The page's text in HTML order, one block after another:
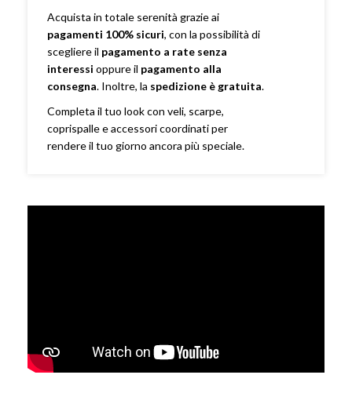
Acquista in totale serenità grazie ai
pagamenti 100% sicuri, con la possibilità di
scegliere il pagamento a rate senza
interessi oppure il pagamento alla
consegna. Inoltre, la spedizione è gratuita.
Completa il tuo look con veli, scarpe,
coprispalle e accessori coordinati per
rendere il tuo giorno ancora più speciale.